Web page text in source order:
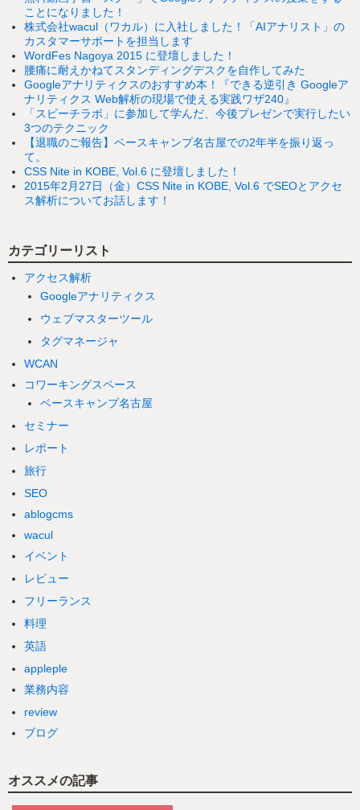
ことになりました！
株式会社wacul（ワカル）に入社しました！「AIアナリスト」の
カスタマーサポートを担当します
WordFes Nagoya 2015 に登壇しました！
腰痛に耐えかねてスタンディングデスクを自作してみた
Googleアナリティクスのおすすめ本！『できる逆引き Googleア
ナリティクス Web解析の現場で使える実践ワザ240』
「スピーチラボ」に参加して学んだ、今後プレゼンで実行したい
3つのテクニック
【退職のご報告】ベースキャンプ名古屋での2年半を振り返っ
て。
CSS Nite in KOBE, Vol.6 に登壇しました！
2015年2月27日（金）CSS Nite in KOBE, Vol.6 でSEOとアクセ
ス解析についてお話します！
カテゴリーリスト
アクセス解析
Googleアナリティクス
ウェブマスターツール
タグマネージャ
WCAN
コワーキングスペース
ベースキャンプ名古屋
セミナー
レポート
旅行
SEO
ablogcms
wacul
イベント
レビュー
フリーランス
料理
英語
appleple
業務内容
review
ブログ
オススメの記事